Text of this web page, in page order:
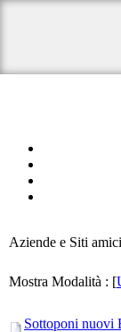
Aziende e Siti amici
Mostra Modalità : [
Sottoponi nuovi